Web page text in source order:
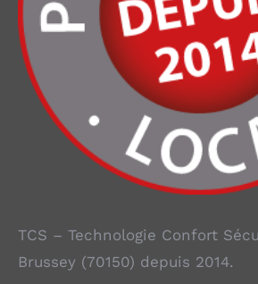
TCS – Technologie Confort
Brussey (70150) depuis 2014.